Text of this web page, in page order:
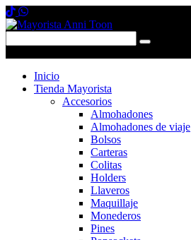
Inicio
Tienda Mayorista
Accesorios
Almohadones
Almohadones de viaje
Bolsos
Carteras
Colitas
Holders
Llaveros
Maquillaje
Monederos
Pines